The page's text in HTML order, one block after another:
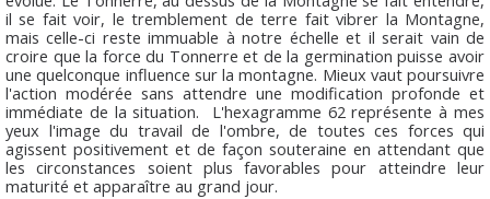
il se fait voir, le tremblement de terre fait vibrer la Montagne,
mais celle-ci reste immuable à notre échelle et il serait vain de
croire que la force du Tonnerre et de la germination puisse avoir
une quelconque influence sur la montagne. Mieux vaut poursuivre
l'action modérée sans attendre une modification profonde et
immédiate de la situation. L'hexagramme 62 représente à mes
yeux l'image du travail de l'ombre, de toutes ces forces qui
agissent positivement et de façon souteraine en attendant que
les circonstances soient plus favorables pour atteindre leur
maturité et apparaître au grand jour.